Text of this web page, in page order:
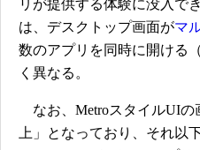
リが提供する体験に没入で
は、デスクトップ画面がマ
数のアプリを同時に開ける
く異なる。
なお、MetroスタイルUIの
上」となっており、それ以